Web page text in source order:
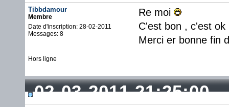
Tibbdamour
Membre
Date d'inscription: 28-02-2011
Messages: 8
Re moi
C'est bon , c'est
Merci er bonne fin
Hors ligne
02-03-2011 21:25:00